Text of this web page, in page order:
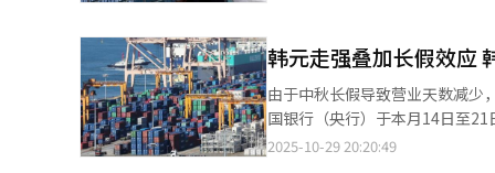
额创历史最高水平。三星电子表
HBM4样品。公司此前一直为向主要
面，尽管向主要客户稳定供应系
业绩增长趋于平缓。晶圆代工业务则以先进制程
发布效应及旗舰智能手机的稳健
韩元走强叠加长假效应
由于中秋长假导致营业天数减少
国银行（央行）于本月14日至
今年10月为基准，全产业企业心
2025-10-29 20:20:49